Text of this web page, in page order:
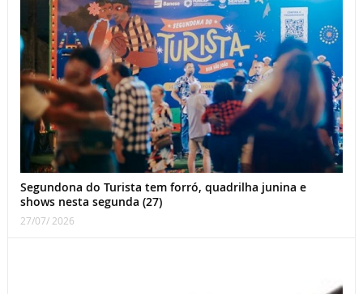
Segundona do Turista tem forró, quadrilha junina e
shows nesta segunda (27)
27/07/ 2026